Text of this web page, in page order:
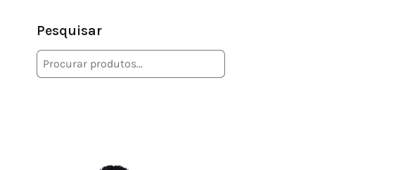
Pesquisar